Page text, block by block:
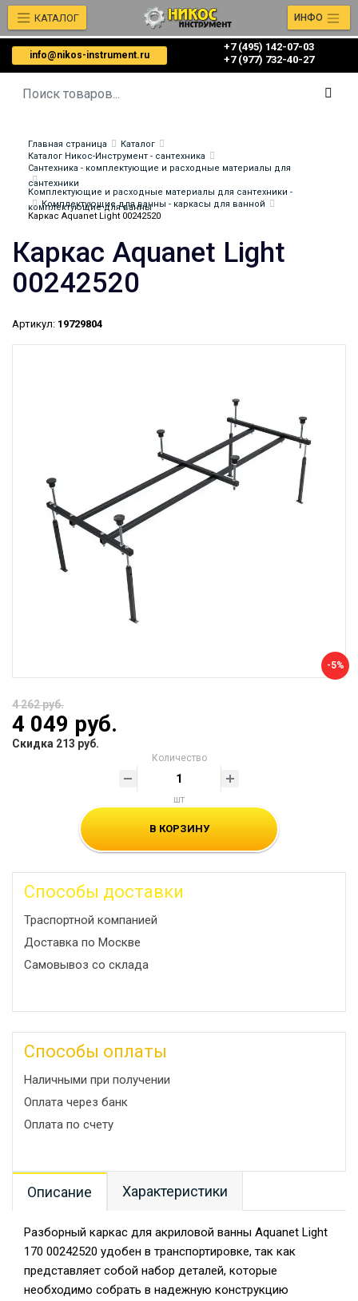
info@nikos-instrument.ru
+7 (495) 142-07-03
‎‎+7 (977) 732-40-27
КАТАЛОГ ИНФО
Главная страница
Каталог
Каталог Никос-Инструмент - сантехника
Сантехника - комплектующие и расходные материалы для
сантехники
Комплектующие и расходные материалы для сантехники -
комплектующие для ванны
Комплектующие для ванны - каркасы для ванной
Каркас Aquanet Light 00242520
Каркас Aquanet Light
00242520
Артикул: 19729804
-5%
4 262 руб.
4 049 руб.
Скидка 213 руб.
Количество
шт
В КОРЗИНУ
Способы доставки
Траспортной компанией
Доставка по Москве
Самовывоз со склада
Способы оплаты
Наличными при получении
Оплата через банк
Оплата по счету
Описание Характеристики
Разборный каркас для акриловой ванны Aquanet Light
170 00242520 удобен в транспортировке, так как
представляет собой набор деталей, которые
необходимо собрать в надежную конструкцию